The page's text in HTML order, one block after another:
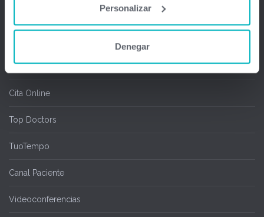
Personalizar
Denegar
Ofimedic Writer y Calc
Cita Online
Top Doctors
TuoTempo
Canal Paciente
Videoconferencias